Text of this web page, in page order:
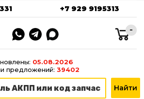
+7 929 9195313
-
05.08.2026
предложений: 39402